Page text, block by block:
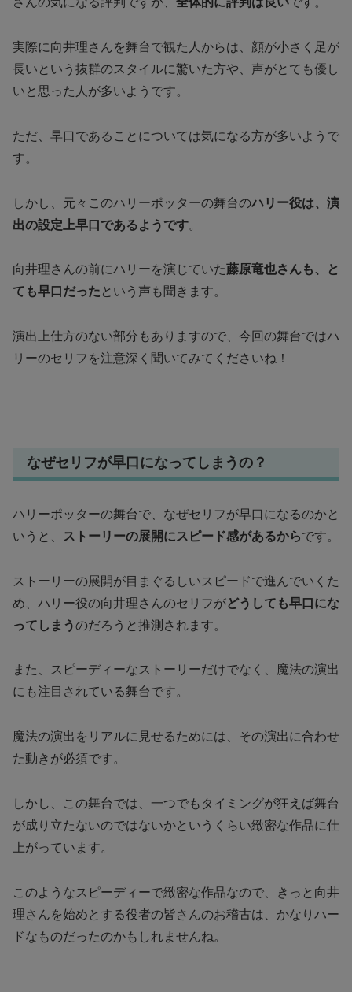
実際に向井理さんを舞台で観た人からは、顔が小さく足が
長いという抜群のスタイルに驚いた方や、声がとても優し
いと思った人が多いようです。
ただ、早口であることについては気になる方が多いようで
す。
しかし、元々このハリーポッターの舞台のハリー役は、演
出の設定上早口であるようです。
向井理さんの前にハリーを演じていた藤原竜也さんも、と
ても早口だった という声も聞きます。
演出上仕方のない部分もありますので、今回の舞台ではハ
リーのセリフを注意深く聞いてみてくださいね！
なぜセリフが早口になってしまうの？
ハリーポッターの舞台で、なぜセリフが早口になるのかと
いうと、
ストーリーの展開にスピード感があるからです。
ストーリーの展開が目まぐるしいスピードで進んでいくた
め、ハリー役の向井理さんのセリフがどうしても早口にな
ってしまうのだろうと推測されます。
また、スピーディーなストーリーだけでなく、魔法の演出
にも注目されている舞台です。
魔法の演出をリアルに見せるためには、その演出に合わせ
た動きが必須です。
しかし、この舞台では、一つでもタイミングが狂えば舞台
が成り立たないのではないかというくらい緻密な作品に仕
上がっています。
このようなスピーディーで緻密な作品なので、きっと向井
理さんを始めとする役者の皆さんのお稽古は、かなりハー
ドなものだったのかもしれませんね。